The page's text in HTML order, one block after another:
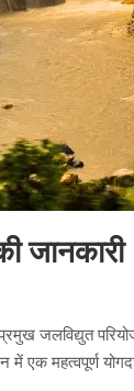
जानकारी
जलविद्युत
में एक महत्वपूर्ण